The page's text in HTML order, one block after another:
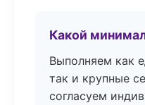
Какой
Выполняем как
так и крупные
согласуем